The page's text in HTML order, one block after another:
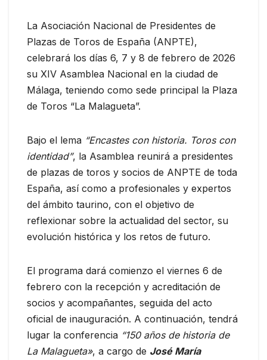
La Asociación Nacional de Presidentes de
Plazas de Toros de España (ANPTE),
celebrará los días 6, 7 y 8 de febrero de 2026
su XIV Asamblea Nacional en la ciudad de
Málaga, teniendo como sede principal la Plaza
de Toros “La Malagueta”.
Bajo el lema “Encastes con historia. Toros con
identidad”, la Asamblea reunirá a presidentes
de plazas de toros y socios de ANPTE de toda
España, así como a profesionales y expertos
del ámbito taurino, con el objetivo de
reflexionar sobre la actualidad del sector, su
evolución histórica y los retos de futuro.
El programa dará comienzo el viernes 6 de
febrero con la recepción y acreditación de
socios y acompañantes, seguida del acto
oficial de inauguración. A continuación, tendrá
lugar la conferencia “150 años de historia de
La Malagueta», a cargo de José María